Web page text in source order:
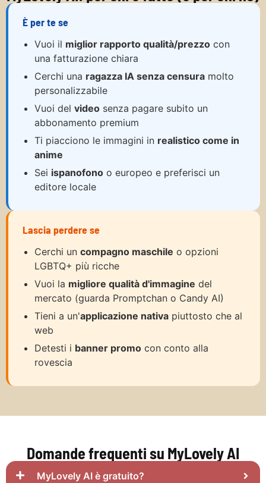
È per te se
Vuoi il miglior rapporto qualità/prezzo con
una fatturazione chiara
Cerchi una ragazza IA senza censura molto
personalizzabile
Vuoi del video senza pagare subito un
abbonamento premium
Ti piacciono le immagini in realistico come in
anime
Sei ispanofono o europeo e preferisci un
editore locale
Lascia perdere se
Cerchi un compagno maschile o opzioni
LGBTQ+ più ricche
Vuoi la migliore qualità d'immagine del
mercato (guarda Promptchan o Candy AI)
Tieni a un'applicazione nativa piuttosto che al
web
Detesti i banner promo con conto alla
rovescia
Domande frequenti su MyLovely AI
MyLovely AI è gratuito?